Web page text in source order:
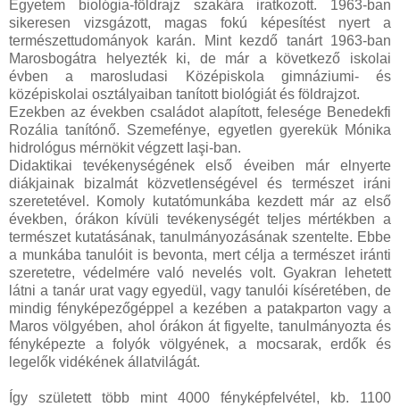
Egyetem biológia-földrajz szakára iratkozott. 1963-ban
sikeresen vizsgázott, magas fokú képesítést nyert a
természettudományok karán. Mint kezdő tanárt 1963-ban
Marosbogátra helyezték ki, de már a következő iskolai
évben a marosludasi Középiskola gimnáziumi- és
középiskolai osztályaiban tanított biológiát és földrajzot.
Ezekben az években családot alapított, felesége Benedekfi
Rozália tanítónő. Szemefénye, egyetlen gyerekük Mónika
hidrológus mérnökit végzett Iaşi-ban.
Didaktikai tevékenységének első éveiben már elnyerte
diákjainak bizalmát közvetlenségével és természet iráni
szeretetével. Komoly kutatómunkába kezdett már az első
években, órákon kívüli tevékenységét teljes mértékben a
természet kutatásának, tanulmányozásának szentelte. Ebbe
a munkába tanulóit is bevonta, mert célja a természet iránti
szeretetre, védelmére való nevelés volt. Gyakran lehetett
látni a tanár urat vagy egyedül, vagy tanulói kíséretében, de
mindig fényképezőgéppel a kezében a patakparton vagy a
Maros völgyében, ahol órákon át figyelte, tanulmányozta és
fényképezte a folyók völgyének, a mocsarak, erdők és
legelők vidékének állatvilágát.
Így született több mint 4000 fényképfelvétel, kb. 1100